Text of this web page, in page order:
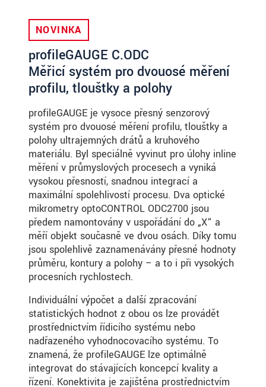
NOVINKA
profileGAUGE C.ODC
Měřicí systém pro dvouosé měření
profilu, tloušťky a polohy
profileGAUGE je vysoce přesný senzorový
systém pro dvouosé měření profilu, tloušťky a
polohy ultrajemných drátů a kruhového
materiálu. Byl speciálně vyvinut pro úlohy inline
měření v průmyslových procesech a vyniká
vysokou přesností, snadnou integrací a
maximální spolehlivostí procesu. Dva optické
mikrometry optoCONTROL ODC2700 jsou
předem namontovány v uspořádání do „X“ a
měří objekt současně ve dvou osách. Díky tomu
jsou spolehlivě zaznamenávány přesné hodnoty
průměru, kontury a polohy – a to i při vysokých
procesních rychlostech.
Individuální výpočet a další zpracování
statistických hodnot z obou os lze provádět
prostřednictvím řídicího systému nebo
nadřazeného vyhodnocovacího systému. To
znamená, že profileGAUGE lze optimálně
integrovat do stávajících koncepcí kvality a
řízení. Konektivita je zajištěna prostřednictvím